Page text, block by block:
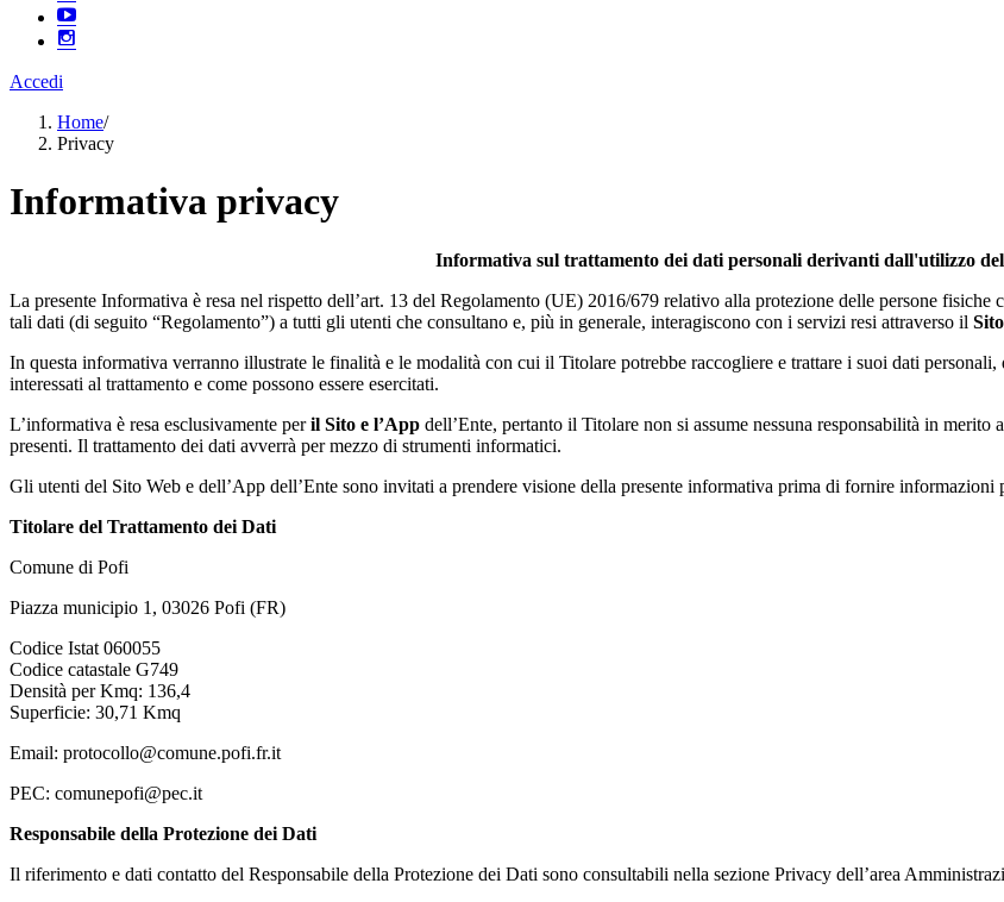
Accedi
Home/
Privacy
Informativa privacy
Informativa sul trattamento dei dati personali derivanti dall'utilizzo
La presente Informativa è resa nel rispetto dell’art. 13 del Regolamento (UE) 2016/679 relativo alla protezione delle persone
tali dati (di seguito “Regolamento”) a tutti gli utenti che consultano e, più in generale, interagiscono con i servizi resi attraverso il
In questa informativa verranno illustrate le finalità e le modalità con cui il Titolare potrebbe raccogliere e trattare i suoi dati
interessati al trattamento e come possono essere esercitati.
L’informativa è resa esclusivamente peril Sito e l’App dell’Ente, pertanto il Titolare non si assume nessuna responsabilità in
presenti. Il trattamento dei dati avverrà per mezzo di strumenti informatici.
Gli utenti del Sito Web e dell’App dell’Ente sono invitati a prendere visione della presente informativa prima di fornire informazioni
Titolare del Trattamento dei Dati
Comune di Pofi
Piazza municipio 1, 03026 Pofi (FR)
Codice Istat 060055
Codice catastale G749
Densità per Kmq: 136,4
Superficie: 30,71 Kmq
Email: protocollo@comune.pofi.fr.it
PEC: comunepofi@pec.it
Responsabile della Protezione dei Dati
Il riferimento e dati contatto del Responsabile della Protezione dei Dati sono consultabili nella sezione Privacy dell’area